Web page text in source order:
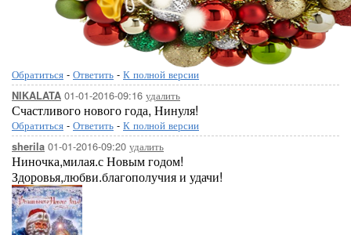
Обратиться - Ответить - К полной версии
NIKALATA 01-01-2016-09:16 удалить
Счастливого нового года, Нинуля!
Обратиться - Ответить - К полной версии
sherila 01-01-2016-09:20 удалить
Ниночка,милая.с Новым годом!
Здоровья,любви.благополучия и удачи!